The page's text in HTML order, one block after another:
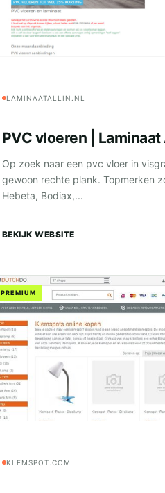
LAMINAATALLIN.NL
PVC vloeren |
Op zoek naar een pvc vloer in
gewoon rechte plank. Topmerken
Hebeta, Bodiax,...
BEKIJK WEBSITE
PREMIUM
KLEMSPOT.COM